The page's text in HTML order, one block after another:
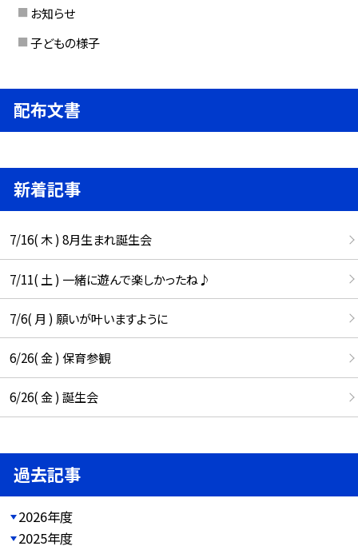
お知らせ
子どもの様子
配布文書
新着記事
7/16( 木 ) 8月生まれ誕生会
7/11( 土 ) 一緒に遊んで楽しかったね♪
7/6( 月 ) 願いが叶いますように
6/26( 金 ) 保育参観
6/26( 金 ) 誕生会
過去記事
2026年度
2025年度